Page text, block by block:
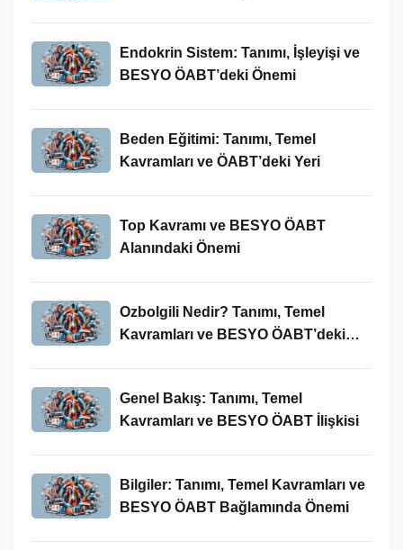
Endokrin Sistem: Tanımı, İşleyişi ve
BESYO ÖABT’deki Önemi
Beden Eğitimi: Tanımı, Temel
Kavramları ve ÖABT’deki Yeri
Top Kavramı ve BESYO ÖABT
Alanındaki Önemi
Ozbolgili Nedir? Tanımı, Temel
Kavramları ve BESYO ÖABT’deki
Genel Bakış: Tanımı, Temel
Kavramları ve BESYO ÖABT İlişkisi
Bilgiler: Tanımı, Temel Kavramları ve
BESYO ÖABT Bağlamında Önemi